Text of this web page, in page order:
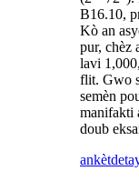
B16.10,
Kò an
pur, chèz
lavi
flit. Gwo
semèn
manifakti
doub
ankèt